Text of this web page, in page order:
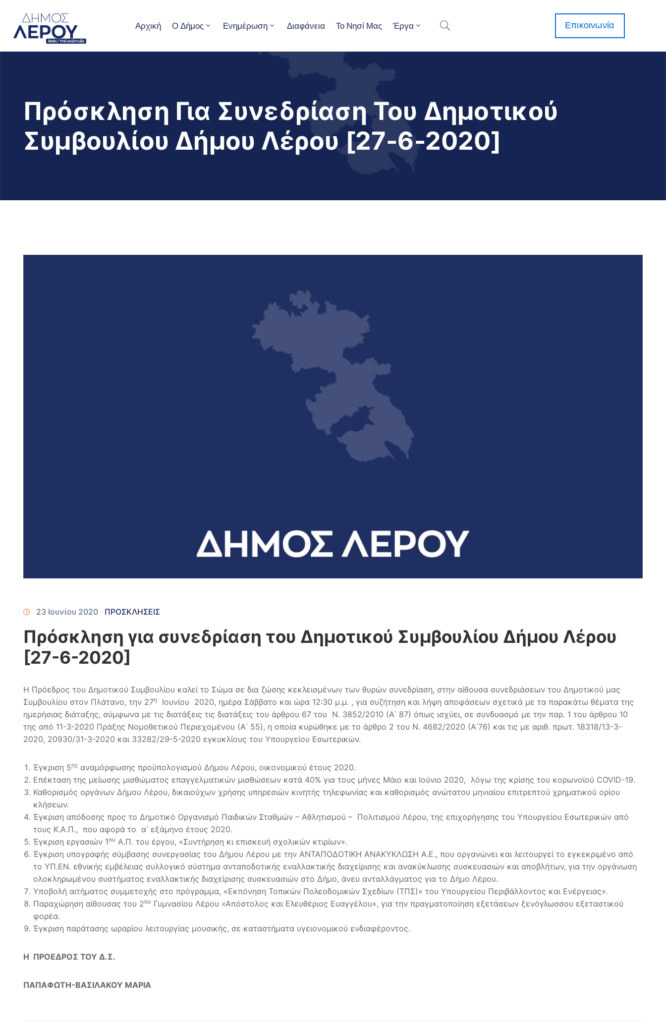
Αρχική Ο Δήμος Ενημέρωση Διαφάνεια Το Νησί Μας Έργα Επικοινωνία
Πρόσκληση Για Συνεδρίαση Του Δημοτικού
Συμβουλίου Δήμου Λέρου [27-6-2020]
23 Ιουνίου 2020 ΠΡΟΣΚΛΗΣΕΙΣ
Πρόσκληση για συνεδρίαση του Δημοτικού Συμβουλίου Δήμου Λέρου
[27-6-2020]
Η Πρόεδρος του Δημοτικού Συμβουλίου καλεί το Σώμα σε δια ζώσης κεκλεισμένων των θυρών συνεδρίαση, στην αίθουσα συνεδριάσεων του Δημοτικού μας
Συμβουλίου στον Πλάτανο, την 27η
Ιουνίου 2020, ημέρα Σάββατο και ώρα 12:30 μ.μ. , για συζήτηση και λήψη αποφάσεων σχετικά με τα παρακάτω θέματα της
ημερήσιας διάταξης, σύμφωνα με τις διατάξεις τις διατάξεις του άρθρου 67 του Ν. 3852/2010 (Α΄ 87) όπως ισχύει, σε συνδυασμό με την παρ. 1 του άρθρου 10
της από 11-3-2020 Πράξης Νομοθετικού Περιεχομένου (Α΄ 55), η οποία κυρώθηκε με το άρθρο 2 του Ν. 4682/2020 (Α΄76) και τις με αριθ. πρωτ. 18318/13-3-
2020, 20930/31-3-2020 και 33282/29-5-2020 εγκυκλίους του Υπουργείου Εσωτερικών.
Έγκριση 5ης αναμόρφωσης προϋπολογισμού Δήμου Λέρου, οικονομικού έτους 2020.
Επέκταση της μείωσης μισθώματος επαγγελματικών μισθώσεων κατά 40% για τους μήνες Μάιο και Ιούνιο 2020, λόγω της κρίσης του κορωνοϊού COVID-19.
Καθορισμός οργάνων Δήμου Λέρου, δικαιούχων χρήσης υπηρεσιών κινητής τηλεφωνίας και καθορισμός ανώτατου μηνιαίου επιτρεπτού χρηματικού ορίου
κλήσεων.
Έγκριση απόδοσης προς το Δημοτικό Οργανισμό Παιδικών Σταθμών – Αθλητισμού – Πολιτισμού Λέρου, της επιχορήγησης του Υπουργείου Εσωτερικών από
τους Κ.Α.Π., που αφορά τo α΄ εξάμηνο έτους 2020.
Έγκριση εργασιών 1ου Α.Π. του έργου, «Συντήρηση κι επισκευή σχολικών κτιρίων».
Έγκριση υπογραφής σύμβασης συνεργασίας του Δήμου Λέρου με την ΑΝΤΑΠΟΔΟΤΙΚΗ ΑΝΑΚΥΚΛΩΣΗ Α.Ε., που οργανώνει και λειτουργεί το εγκεκριμένο από
το ΥΠ.ΕΝ. εθνικής εμβέλειας συλλογικό σύστημα ανταποδοτικής εναλλακτικής διαχείρισης και ανακύκλωσης συσκευασιών και αποβλήτων, για την οργάνωση
ολοκληρωμένου συστήματος εναλλακτικής διαχείρισης συσκευασιών στο Δήμο, άνευ ανταλλάγματος για το Δήμο Λέρου.
Υποβολή αιτήματος συμμετοχής στο πρόγραμμα, «Εκπόνηση Τοπικών Πολεοδομικών Σχεδίων (ΤΠΣ)» του Υπουργείου Περιβάλλοντος και Ενέργειας».
Παραχώρηση αίθουσας του 2ου Γυμνασίου Λέρου «Απόστολος και Ελευθέριος Ευαγγέλου», για την πραγματοποίηση εξετάσεων ξενόγλωσσου εξεταστικού
φορέα.
Έγκριση παράτασης ωραρίου λειτουργίας μουσικής, σε καταστήματα υγειονομικού ενδιαφέροντος.
Η ΠΡΟΕΔΡΟΣ ΤΟΥ Δ.Σ.
ΠΑΠΑΦΩΤΗ-ΒΑΣΙΛΑΚΟΥ ΜΑΡΙΑ